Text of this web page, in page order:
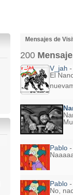
Mensajes de
200
V_jah -
El
Pablo -
Pablo -
No,